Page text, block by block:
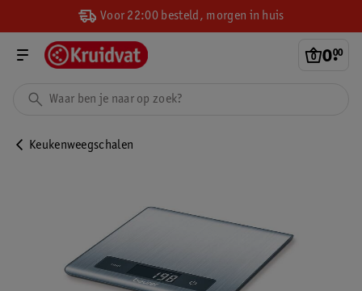
Voor 22:00 besteld, morgen in huis
0.
00
Keukenweegschalen